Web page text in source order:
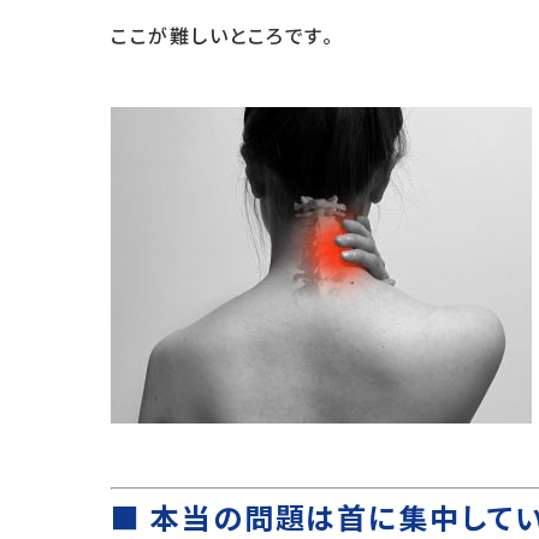
ここが難しいところです。
■ 本当の問題は首に集中して